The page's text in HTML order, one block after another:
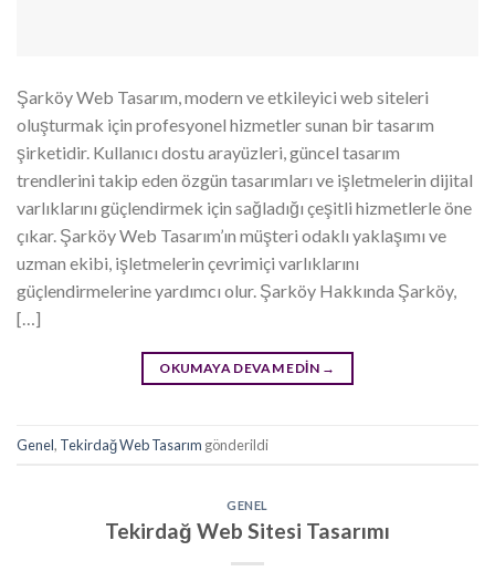
Şarköy Web Tasarım, modern ve etkileyici web siteleri
oluşturmak için profesyonel hizmetler sunan bir tasarım
şirketidir. Kullanıcı dostu arayüzleri, güncel tasarım
trendlerini takip eden özgün tasarımları ve işletmelerin dijital
varlıklarını güçlendirmek için sağladığı çeşitli hizmetlerle öne
çıkar. Şarköy Web Tasarım’ın müşteri odaklı yaklaşımı ve
uzman ekibi, işletmelerin çevrimiçi varlıklarını
güçlendirmelerine yardımcı olur. Şarköy Hakkında Şarköy,
[…]
OKUMAYA DEVAM EDIN →
Genel, Tekirdağ Web Tasarım gönderildi
GENEL
Tekirdağ Web Sitesi Tasarımı